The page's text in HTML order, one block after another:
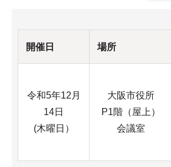
開催日 場所
令和5年12月
14日
(木曜日）
大阪市役所
P1階（屋上）
会議室